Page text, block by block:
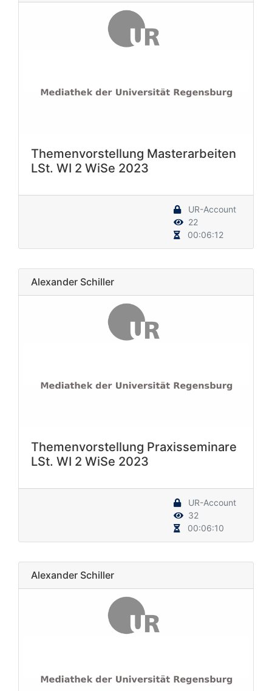
Themenvorstellung Masterarbeiten
LSt. WI 2 WiSe 2023
UR-Account
22
00:06:12
Alexander Schiller
Themenvorstellung Praxisseminare
LSt. WI 2 WiSe 2023
UR-Account
32
00:06:10
Alexander Schiller